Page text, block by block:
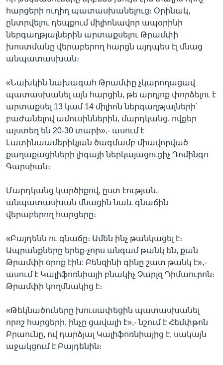
հարցերի ուղիղ պատասխանելուց։ Օրինակ,
ընտրվելու դեպքում միլիոնավոր ապօրինի
ներգաղթյալներին արտաքսելու Թրամփի
խոստմանը վերաբերող հարցն այդպես էլ մնաց
անպատասխան։
«Նախկին նախագահ Թրամփը չկարողացավ
պատասխանել այն հարցին, թե արդյոք փորձելու է
արտաքսել 13 կամ 14 միլիոն ներգաղթյալների՝
բաժանելով ամուսիններին, մարդկանց, ովքեր
այստեղ են 20-30 տարի»,- ասում է
Լատինաամերիկյան ծագմամբ միավորված
քաղաքացիների լիգայի ներկայացուցիչ Դոմինգո
Գարսիան։
Մարդկանց կարծիքով, ըստ էության,
անպատասխան մնացին նաև գնաճին
վերաբերող հարցերը։
«Բայդենն ու գնաճը։ Ամեն ինչ թանկացել է։
Ապրանքները երեք-չորս անգամ թանկ են, քան
Թրամփի օրոք էին: Բենզինի գինը շատ թանկ է»,-
ասում է Կալիֆոռնիայի բնակիչ Չարլզ Դիմաուրոն։
Թրամփի կողմնակից է։
«Թեկնածուները խուսափեցին պատասխանել
որոշ հարցերի, ինչը ցավալի է»,- նշում է Հեմփթոն
Բրաունը, ով դարձյալ Կալիֆոռնիայից է, սակայն
աջակցում է Բայդենին։